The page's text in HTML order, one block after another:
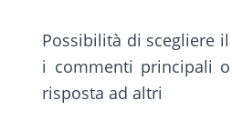
Possibilità di scegliere
i commenti principali
risposta ad altri